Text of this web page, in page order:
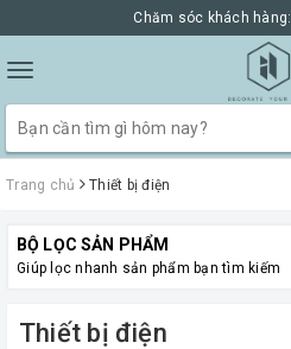
Chăm sóc khách hàng:
Toggle
navigation
Trang chủ Thiết bị điện
BỘ LỌC SẢN PHẨM
Giúp lọc nhanh sản phẩm bạn tìm kiếm
Thiết bị điện